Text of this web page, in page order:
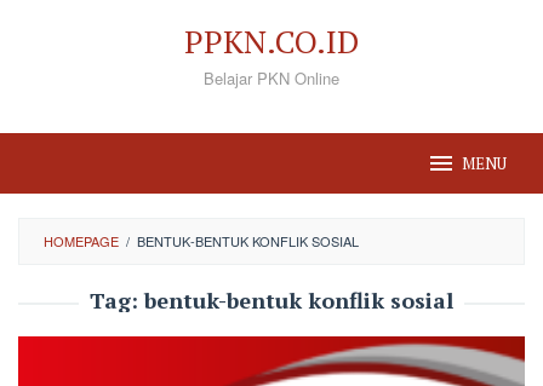
PPKN.CO.ID
Belajar PKN Online
MENU
HOMEPAGE / BENTUK-BENTUK KONFLIK SOSIAL
Tag:bentuk-bentuk konflik sosial